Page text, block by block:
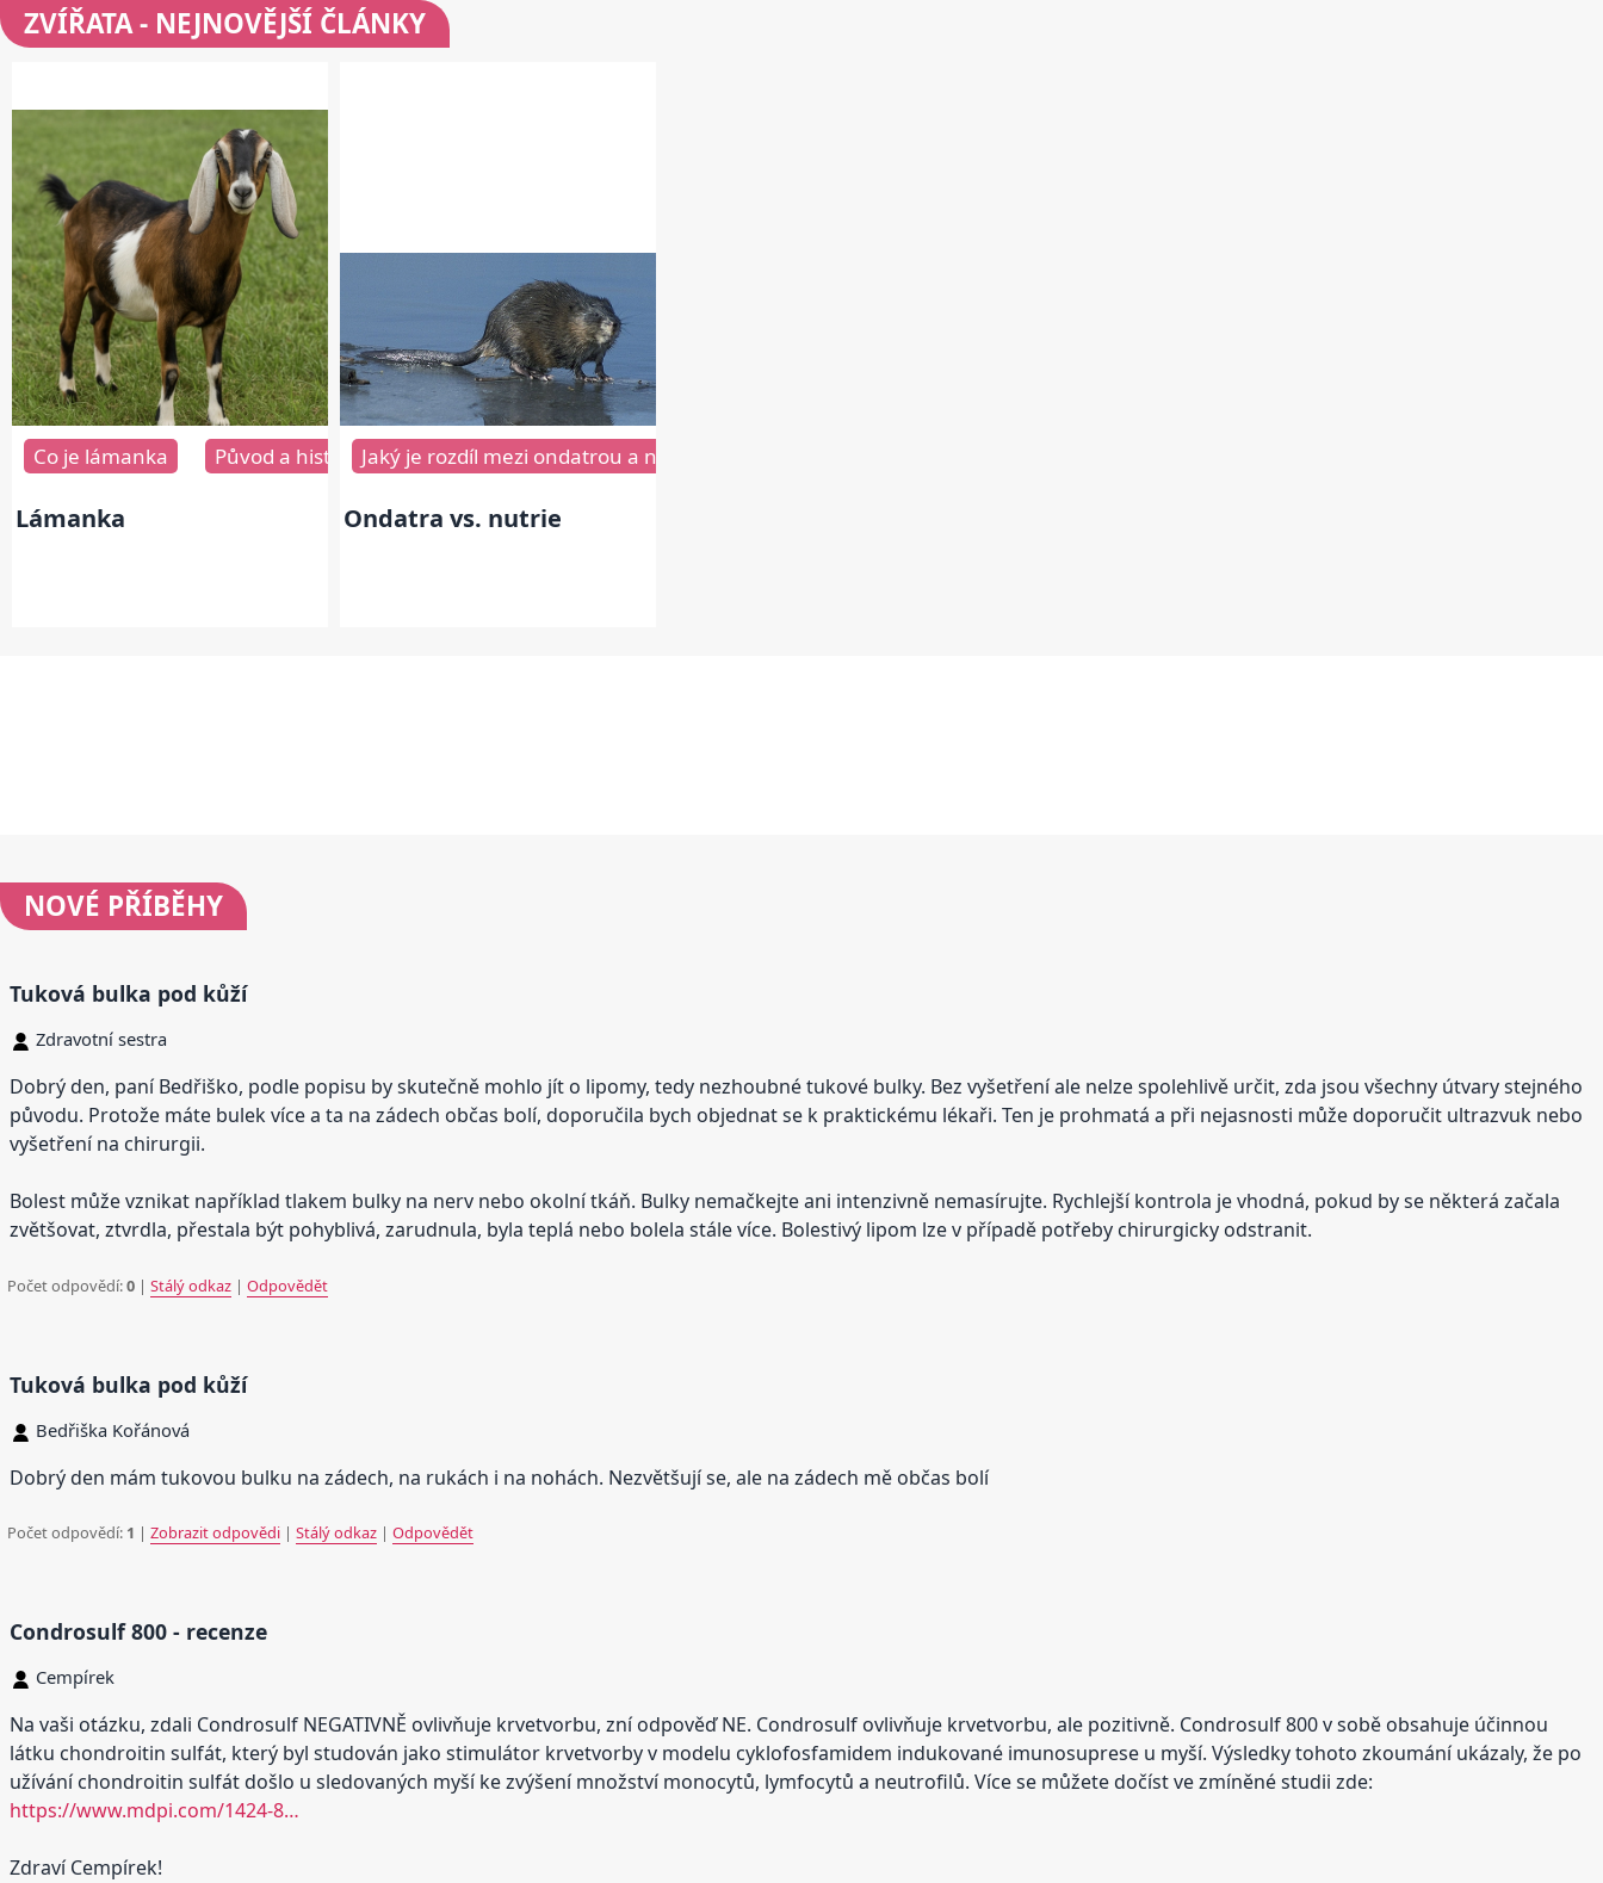
ZVÍŘATA- NEJNOVĚJŠÍ ČLÁNKY
Co je lámanka Původ a historie plemene Vzhled lámanky
Lámanka
Jaký je rozdíl mezi ondatrou a nutrií
Ondatra vs. nutrie
NOVÉ PŘÍBĚHY
Tuková bulka pod kůží
Zdravotní sestra
Dobrý den, paní Bedřiško, podle popisu by skutečně mohlo jít o lipomy, tedy nezhoubné tukové bulky. Bez vyšetření ale nelze spolehlivě určit, zda jsou všechny útvary stejného
původu. Protože máte bulek více a ta na zádech občas bolí, doporučila bych objednat se k praktickému lékaři. Ten je prohmatá a při nejasnosti může doporučit ultrazvuk nebo
vyšetření na chirurgii.
Bolest může vznikat například tlakem bulky na nerv nebo okolní tkáň. Bulky nemačkejte ani intenzivně nemasírujte. Rychlejší kontrola je vhodná, pokud by se některá začala
zvětšovat, ztvrdla, přestala být pohyblivá, zarudnula, byla teplá nebo bolela stále více. Bolestivý lipom lze v případě potřeby chirurgicky odstranit.
Počet odpovědí:0 |Stálý odkaz |Odpovědět
Tuková bulka pod kůží
Bedřiška Kořánová
Dobrý den mám tukovou bulku na zádech, na rukách i na nohách. Nezvětšují se, ale na zádech mě občas bolí
Počet odpovědí: 1 |Zobrazit odpovědi |Stálý odkaz |Odpovědět
Condrosulf 800 - recenze
Cempírek
Na vaši otázku, zdali Condrosulf NEGATIVNĚ ovlivňuje krvetvorbu, zní odpověď NE. Condrosulf ovlivňuje krvetvorbu, ale pozitivně. Condrosulf 800 v sobě obsahuje účinnou
látku chondroitin sulfát, který byl studován jako stimulátor krvetvorby v modelu cyklofosfamidem indukované imunosuprese u myší. Výsledky tohoto zkoumání ukázaly, že po
užívání chondroitin sulfát došlo u sledovaných myší ke zvýšení množství monocytů, lymfocytů a neutrofilů. Více se můžete dočíst ve zmíněné studii zde:
https://www.mdpi.com/1424-8…
Zdraví Cempírek!